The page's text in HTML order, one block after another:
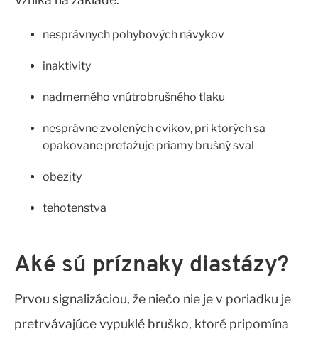
nesprávnych pohybových návykov
inaktivity
nadmerného vnútrobrušného tlaku
nesprávne zvolených cvikov, pri ktorých sa
opakovane preťažuje priamy brušný sval
obezity
tehotenstva
Aké sú príznaky diastázy?
Prvou signalizáciou, že niečo nie je v poriadku je
pretrvávajúce vypuklé bruško, ktoré pripomína